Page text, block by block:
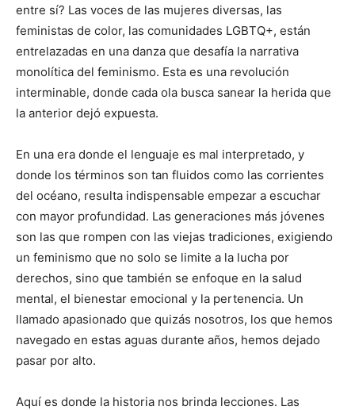
entre sí? Las voces de las mujeres diversas, las
feministas de color, las comunidades LGBTQ+, están
entrelazadas en una danza que desafía la narrativa
monolítica del feminismo. Esta es una revolución
interminable, donde cada ola busca sanear la herida que
la anterior dejó expuesta.
En una era donde el lenguaje es mal interpretado, y
donde los términos son tan fluidos como las corrientes
del océano, resulta indispensable empezar a escuchar
con mayor profundidad. Las generaciones más jóvenes
son las que rompen con las viejas tradiciones, exigiendo
un feminismo que no solo se limite a la lucha por
derechos, sino que también se enfoque en la salud
mental, el bienestar emocional y la pertenencia. Un
llamado apasionado que quizás nosotros, los que hemos
navegado en estas aguas durante años, hemos dejado
pasar por alto.
Aquí es donde la historia nos brinda lecciones. Las